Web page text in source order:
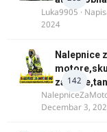
Luka9905 ·
2024
142
Nalepnice
za
Decembar 3,